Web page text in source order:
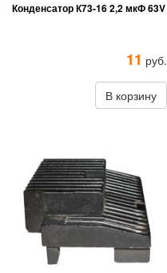
Конденсатор К73-16 2,2 мкФ 63V
11 руб.
В корзину